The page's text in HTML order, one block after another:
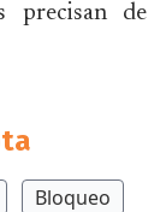
precisan de
Bloqueo